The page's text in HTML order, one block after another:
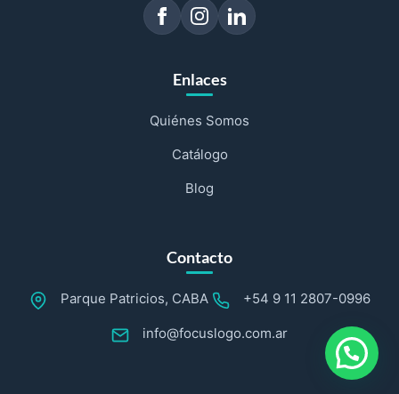
Enlaces
Quiénes Somos
Catálogo
Blog
Contacto
Parque Patricios, CABA +54 9 11 2807-0996
info@focuslogo.com.ar